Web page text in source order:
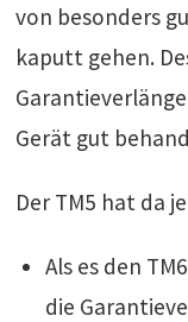
von besonders
kaputt gehen.
Gerät gut
Der TM5 hat da
Als es den
die